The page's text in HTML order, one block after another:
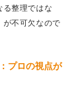
る整理ではな
が不可欠なので
プロの視点が